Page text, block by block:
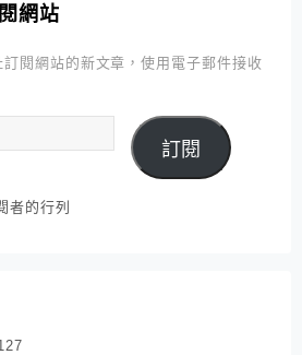
網站
閱網站的新文章，使用電子郵件接收
訂閱
者的行列